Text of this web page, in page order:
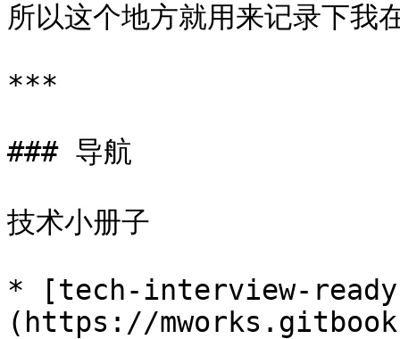
所以这个地方就用来记录下我
***
### 导航
技术小册子
* [tech-interview-
(https://